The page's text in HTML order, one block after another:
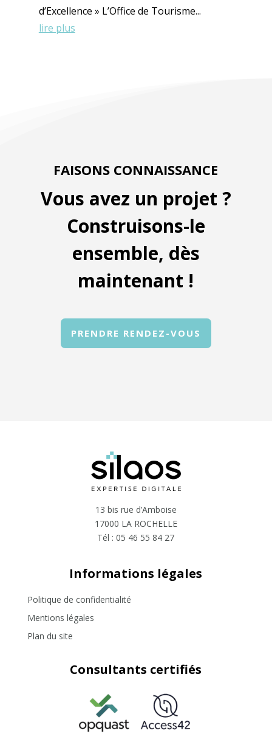
d’Excellence » L’Office de Tourisme...
lire plus
FAISONS CONNAISSANCE
Vous avez un projet ?
Construisons-le
ensemble, dès
maintenant !
PRENDRE RENDEZ-VOUS
13 bis rue d’Amboise
17000 LA ROCHELLE
Tél :05 46 55 84 27
Informations légales
Politique de confidentialité
Mentions légales
Plan du site
Consultants certifiés